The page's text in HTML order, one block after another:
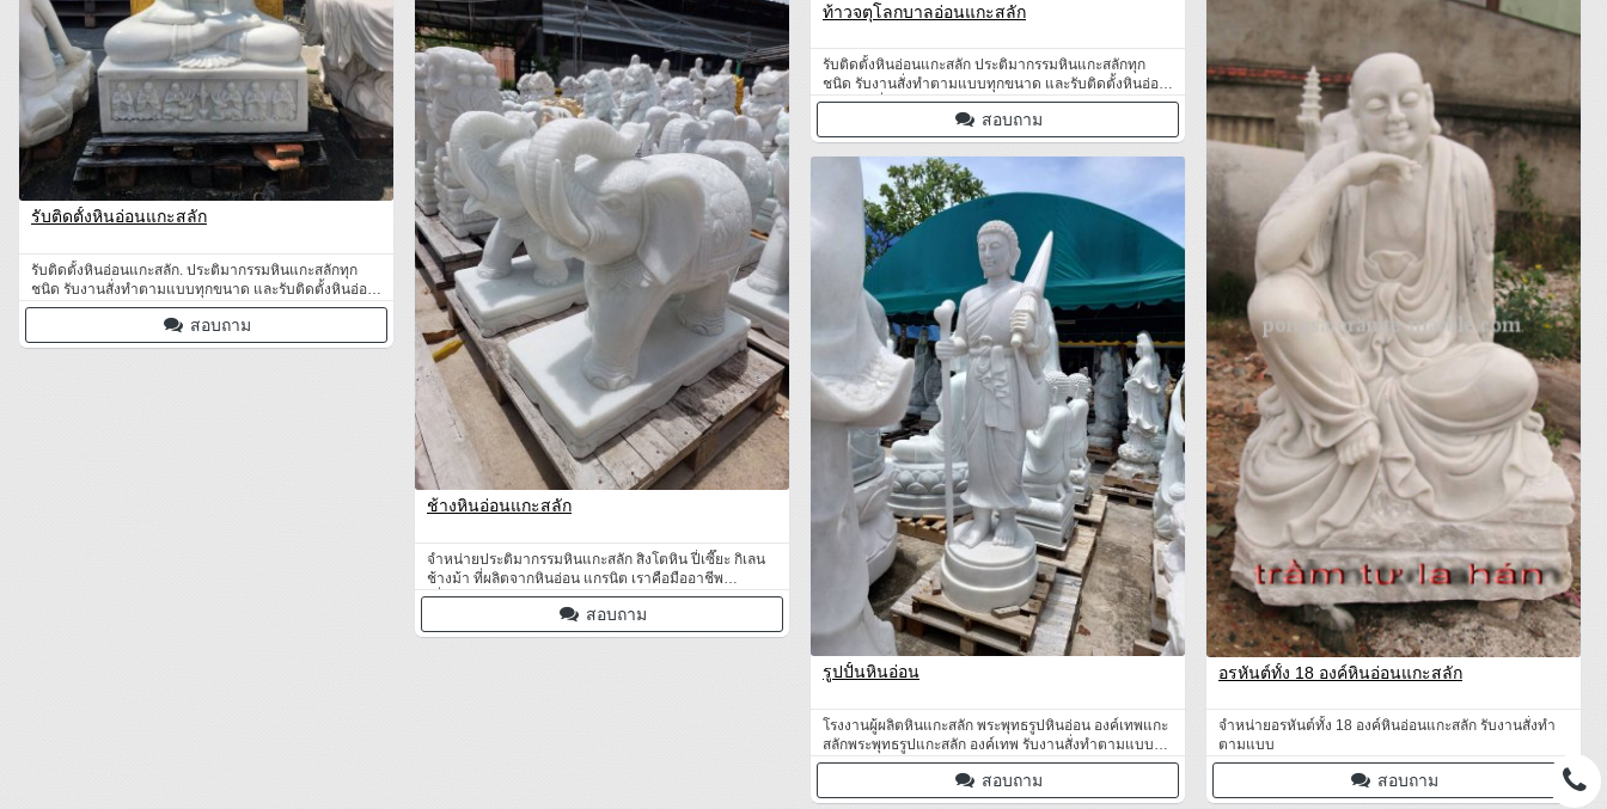
ท้าวจตุโลกบาลอ่อนแกะสลัก
รับติดตั้งหินอ่อนแกะสลัก ประติมากรรมหินแกะสลักทุก
ชนิด รับงานสั่งทำตามแบบทุกขนาด และรับติดตั้งหินอ่อน
แกะสลัก ปี่เซียะหินอ่อนแกะสลัก
สอบถาม
รับติดตั้งหินอ่อนแกะสลัก
รับติดตั้งหินอ่อนแกะสลัก. ประติมากรรมหินแกะสลักทุก
ชนิด รับงานสั่งทำตามแบบทุกขนาด และรับติดตั้งหินอ่อน
แกะสลัก
สอบถาม
ช้างหินอ่อนแกะสลัก
จำหน่ายประติมากรรมหินแกะสลัก สิงโตหิน ปี่เซี๊ยะ กิเลน
ช้างม้า ที่ผลิตจากหินอ่อน แกรนิต เราคือมืออาชีพ
เชี่ยวชาญงานหินโดยเฉพาะ ราคาโรงงานผู้ผลิตและนำ
สอบถาม
อรหันต์ทั้ง 18 องค์หินอ่อนแกะสลัก
จำหน่ายอรหันต์ทั้ง 18 องค์หินอ่อนแกะสลัก รับงานสั่งทำ
ตามแบบ
สอบถาม
รูปปั้นหินอ่อน
โรงงานผู้ผลิตหินแกะสลัก พระพุทธรูปหินอ่อน องค์เทพแกะ
สลักพระพุทธรูปแกะสลัก องค์เทพ รับงานสั่งทำตามแบบ
คุณภาพสูง โดยช่างผู้ชำนาญงาน
สอบถาม